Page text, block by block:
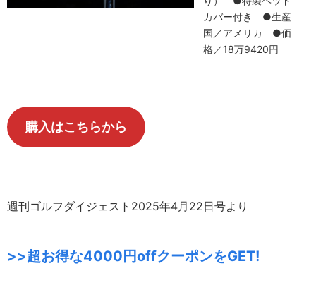
カバー付き ●生産
国／アメリカ ●価
格／18万9420円
購入はこちらから
週刊ゴルフダイジェスト2025年4月22日号より
>>超お得な4000円offクーポンをGET!